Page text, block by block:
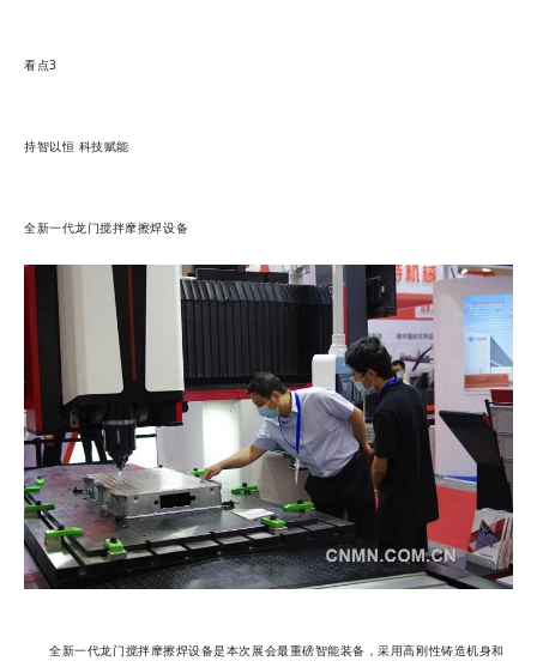
看点3
持智以恒 科技赋能
全新一代龙门搅拌摩擦焊设备
全新一代龙门搅拌摩擦焊设备是本次展会最重磅智能装备，采用高刚性铸造机身和